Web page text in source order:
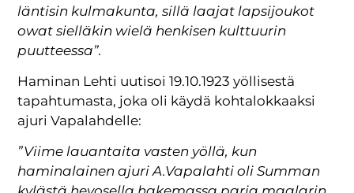
läntisin kulmakunta, sillä laajat lapsijoukot
owat sielläkin wielä henkisen kulttuurin
puutteessa”.
Haminan Lehti uutisoi 19.10.1923 yöllisestä
tapahtumasta, joka oli käydä kohtalokkaaksi
ajuri Vapalahdelle:
”Viime lauantaita vasten yöllä, kun
haminalainen ajuri A.Vapalahti oli Summan